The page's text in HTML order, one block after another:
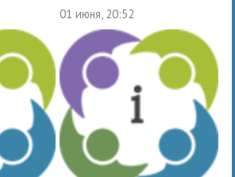
01 июня, 20:52